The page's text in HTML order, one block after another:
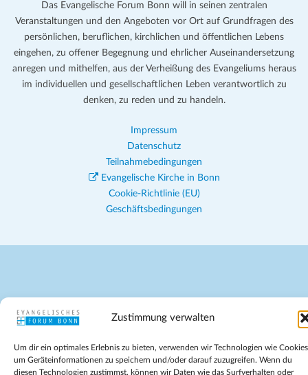
Zustimmung verwalten
Um dir ein optimales Erlebnis zu bieten, verwenden wir Technologien wie
um Geräteinformationen zu speichern und/oder darauf zuzugreifen. Wenn du
diesen Technologien zustimmst, können wir Daten wie das Surfverhalten oder
Das Evangelische Forum Bonn will in seinen zentralen
Veranstaltungen und den Angeboten vor Ort auf Grundfragen des
persönlichen, beruflichen, kirchlichen und öffentlichen Lebens
eingehen, zu offener Begegnung und ehrlicher Auseinandersetzung
anregen und mithelfen, aus der Verheißung des Evangeliums heraus
im individuellen und gesellschaftlichen Leben verantwortlich zu
denken, zu reden und zu handeln.
Impressum
Datenschutz
Teilnahmebedingungen
Evangelische Kirche in Bonn
Cookie-Richtlinie (EU)
Geschäftsbedingungen